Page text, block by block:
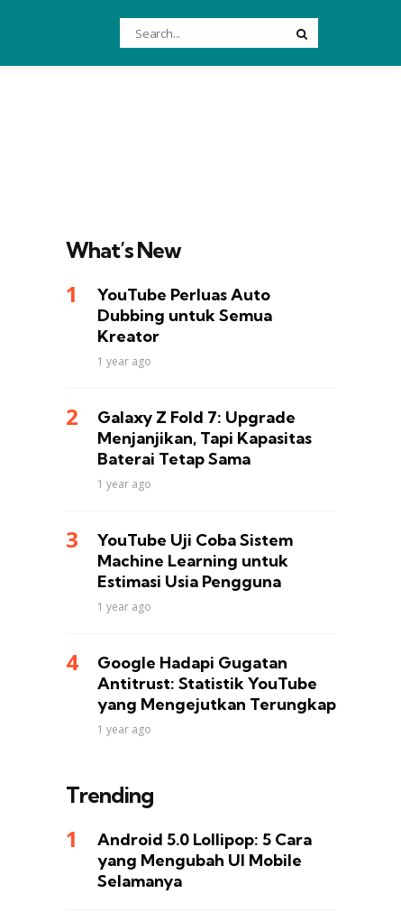
Search
for:
What’s New
YouTube Perluas Auto
Dubbing untuk Semua
Kreator
1 year ago
Galaxy Z Fold 7: Upgrade
Menjanjikan, Tapi Kapasitas
Baterai Tetap Sama
1 year ago
YouTube Uji Coba Sistem
Machine Learning untuk
Estimasi Usia Pengguna
1 year ago
Google Hadapi Gugatan
Antitrust: Statistik YouTube
yang Mengejutkan Terungkap
1 year ago
Trending
Android 5.0 Lollipop: 5 Cara
yang Mengubah UI Mobile
Selamanya